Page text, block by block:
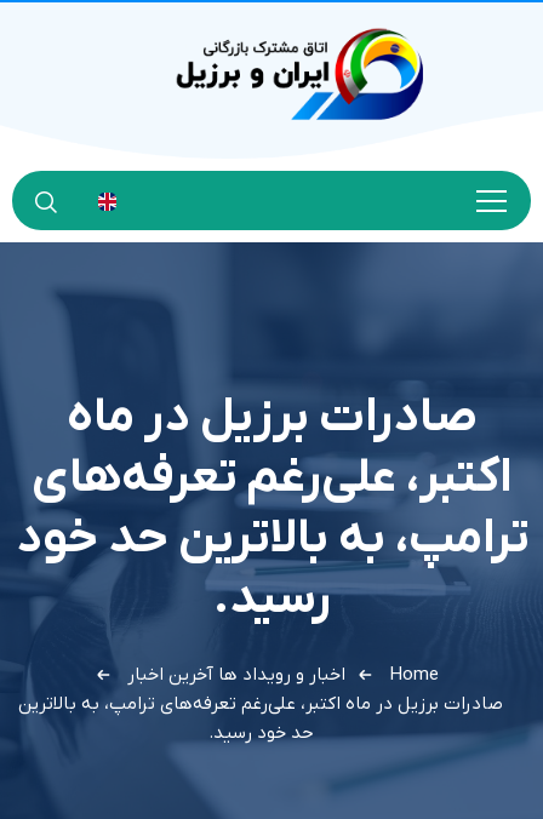
صادرات برزیل در ماه
اکتبر، علی‌رغم تعرفه‌های
ترامپ، به بالاترین حد خود
رسید.
Home اخبار و رویداد ها آخرین اخبار
صادرات برزیل در ماه اکتبر، علی‌رغم تعرفه‌های ترامپ، به بالاترین
حد خود رسید.